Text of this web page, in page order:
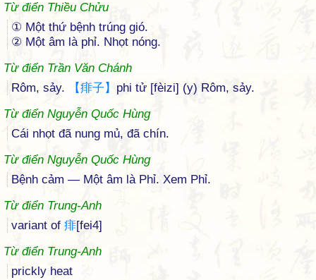
Từ điển Thiều Chửu
① Một thứ bệnh trúng gió.
② Một âm là phỉ. Nhọt nóng.
Từ điển Trần Văn Chánh
Rôm, sảy.
【痱子 】 phi tử [fèizi] (y) Rôm, sảy.
Từ điển Nguyễn Quốc Hùng
Cái nhọt đã nung mủ, đã chín.
Từ điển Nguyễn Quốc Hùng
Bệnh cảm — Một âm là Phỉ. Xem Phỉ.
Từ điển Trung-Anh
variant of 痱[fei4]
Từ điển Trung-Anh
prickly heat